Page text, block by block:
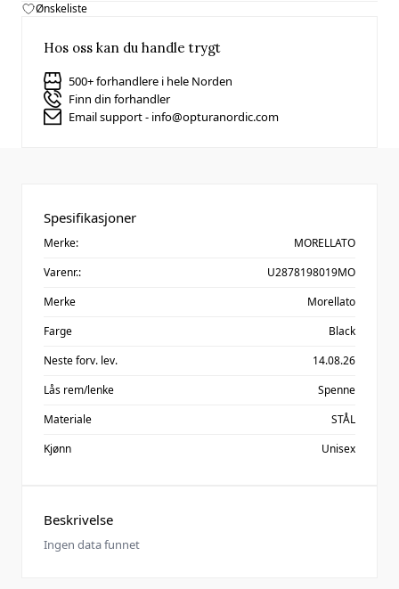
Ønskeliste
Hos oss kan du handle trygt
500+ forhandlere i hele Norden
Finn din forhandler
Email support - info@opturanordic.com
Beskrivelse
Ingen data funnet
Spesifikasjoner
Merke:
MORELLATO
Varenr.:
U2878198019MO
Merke
Morellato
Farge
Black
Neste forv. lev.
14.08.26
Lås rem/lenke
Spenne
Materiale
STÅL
Kjønn
Unisex